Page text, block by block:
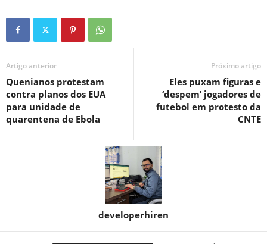
Artigo anterior
Quenianos protestam
contra planos dos EUA
para unidade de
quarentena de Ebola
Próximo artigo
Eles puxam figuras e
‘despem’ jogadores de
futebol em protesto da
CNTE
developerhiren